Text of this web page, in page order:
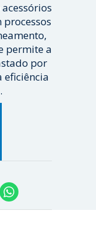
permite a
por
eficiência